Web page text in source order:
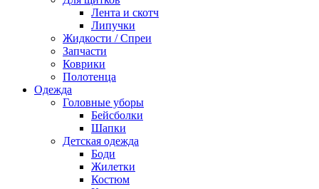
Лента и скотч
Липучки
Жидкости / Спреи
Запчасти
Коврики
Полотенца
Одежда
Головные уборы
Бейсболки
Шапки
Детская одежда
Боди
Жилетки
Костюм